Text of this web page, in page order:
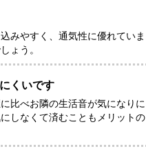
みやすく、通気性に優れていま
ょう。
くいです
比べお隣の生活音が気になりに
しなくて済むこともメリットの